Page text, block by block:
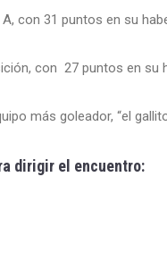
con 31 puntos en su
con 27 puntos en su
más goleador, “el
dirigir el encuentro: